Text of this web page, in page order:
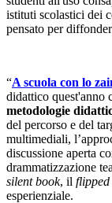
istituti scolastici dei
pensato per
“A scuola con lo
didattico quest'anno
metodologie
del percorso e del
multimediali,
discussione aperta
drammatizzazione
silent book, il flipped
esperienziale.